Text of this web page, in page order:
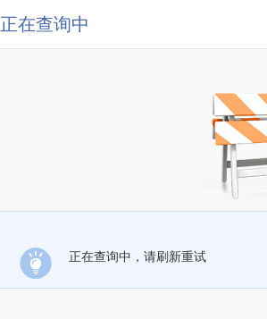
正在查询中
正在查询中，请刷新重试